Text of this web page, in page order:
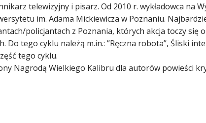
telewizyjny i pisarz. Od 2010 r. wykładowca na
im. Adama Mickiewicza w Poznaniu.
policjantach z Poznania, których akcja toczy się
Do tego cyklu należą m.in.: ”Ręczna robota”, Śliski
tego cyklu.
Nagrodą Wielkiego Kalibru dla autorów powieści